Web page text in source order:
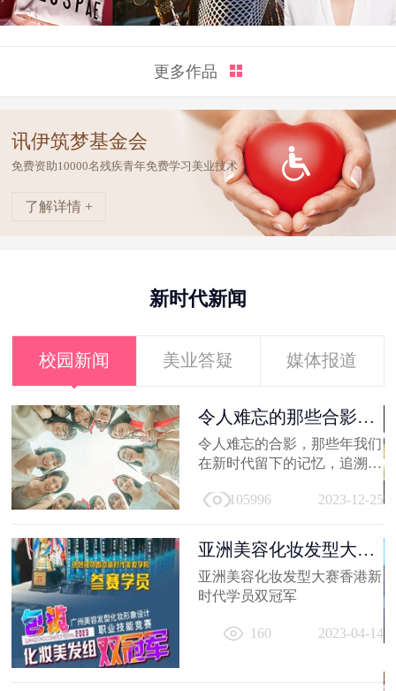
更多作品
讯伊筑梦基金会
免费资助10000名残疾青年免费学习美业技术
了解详情 +
新时代新闻
校园新闻 美业答疑 媒体报道
令人难忘的那些合影，
新时代学员...
令人难忘的合影，那些年我们
在新时代留下的记忆，追溯时
105996
2023-12-25
亚洲美容化妆发型大赛
香港新时代...
亚洲美容化妆发型大赛香港新
时代学员双冠军
160 2023-04-14